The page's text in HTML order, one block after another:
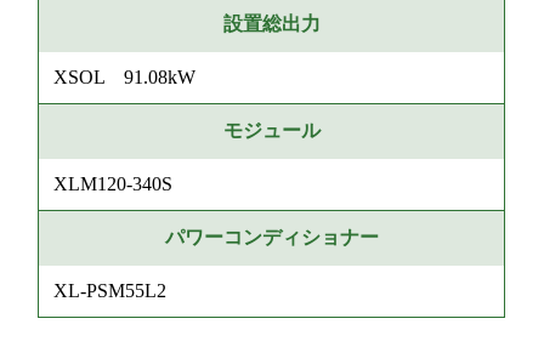
設置総出力
XSOL 91.08kW
モジュール
XLM120-340S
パワーコンディショナー
XL-PSM55L2